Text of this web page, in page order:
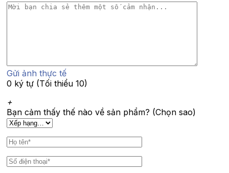
Gửi ảnh thực tế
0 ký tự (Tối thiểu 10)
+
Bạn cảm thấy thế nào về sản phẩm? (Chọn sao)